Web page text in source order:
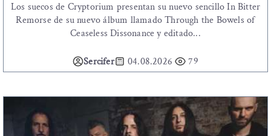
Los suecos de Cryptorium presentan su nuevo sencillo In Bitter
Remorse de su nuevo álbum llamado Through the Bowels of
Ceaseless Dissonance y editado...
Sercifer 04.08.2026 79